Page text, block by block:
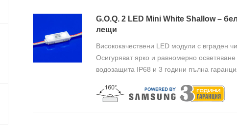
G.O.Q. 2 LED Mini White Shallow –
лещи
Висококачествени LED модули с вграден
Осигуряват ярко и равномерно
водозащита IP68 и 3 години пълна